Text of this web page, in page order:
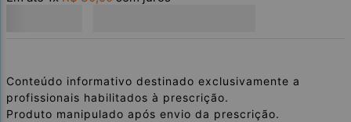
Conteúdo informativo destinado exclusivamente a
profissionais habilitados à prescrição.
Produto manipulado após envio da prescrição.